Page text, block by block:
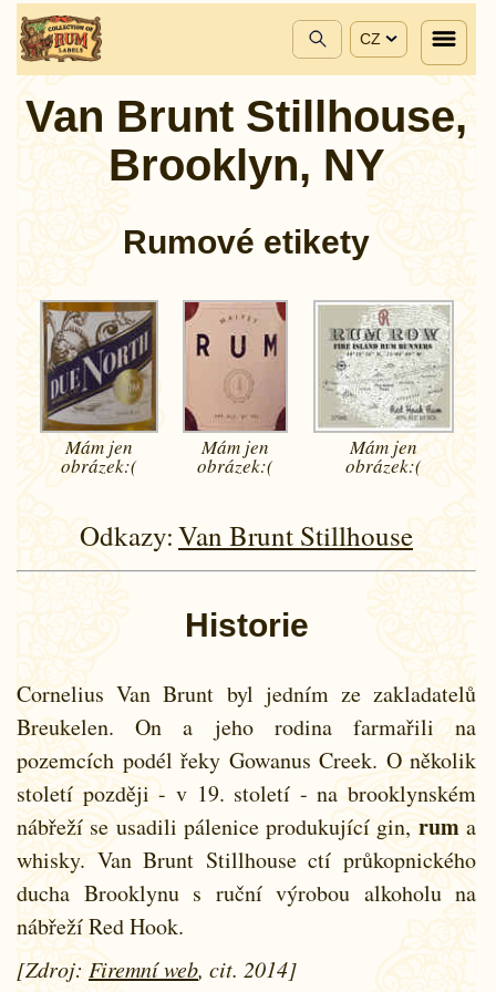
CZ
Van Brunt Stillhouse,
Brooklyn, NY
Rumové etikety
Mám jen
obrázek:(
Mám jen
obrázek:(
Mám jen
obrázek:(
Odkazy:Van Brunt Stillhouse
Historie
Cornelius Van Brunt byl jedním ze zakladatelů
Breukelen. On a jeho rodina farmařili na
pozemcích podél řeky Gowanus Creek. O několik
století později - v 19. století - na brooklynském
nábřeží se usadili pálenice produkující gin, ruma
whisky. Van Brunt Stillhouse ctí průkopnického
ducha Brooklynu s ruční výrobou alkoholu na
nábřeží Red Hook.
[Zdroj: Firemní web, cit. 2014]